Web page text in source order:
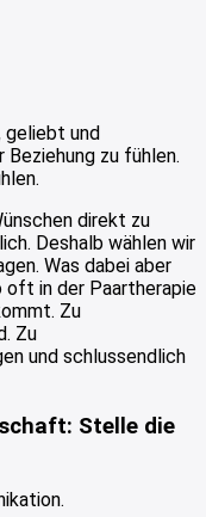
geliebt und
Beziehung zu fühlen.
direkt zu
Deshalb wählen wir
Was dabei aber
oft in der Paartherapie
Zu
Zu
und schlussendlich
Stelle die